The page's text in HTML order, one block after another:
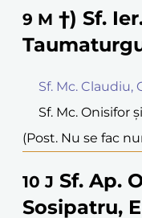
9 M †) Sf.
Sf. Mc. Claudiu,
Sf. Mc. Onisifor
(Post. Nu se fac
10 J Sf. Ap.
Sosipatru,